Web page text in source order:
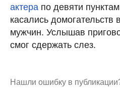
актера по девяти
касались домогательств
мужчин. Услышав
смог сдержать слез.
Нашли ошибку в